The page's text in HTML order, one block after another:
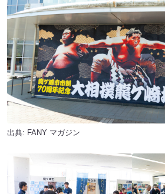
出典: FANY マガジン